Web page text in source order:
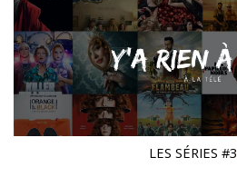
LES SÉRIES #3